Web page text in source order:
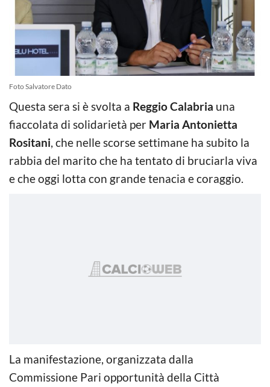
Foto Salvatore Dato
Questa sera si è svolta a Reggio Calabria una
fiaccolata di solidarietà per Maria Antonietta
Rositani, che nelle scorse settimane ha subito la
rabbia del marito che ha tentato di bruciarla viva
e che oggi lotta con grande tenacia e coraggio.
La manifestazione, organizzata dalla
Commissione Pari opportunità della Città